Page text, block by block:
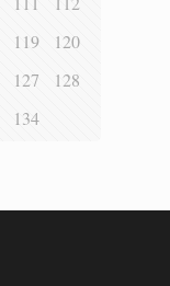
119
120
127
128
134